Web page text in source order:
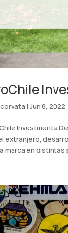
corvata |Jun 8, 2022
Investments
extranjero,
marca en distintas